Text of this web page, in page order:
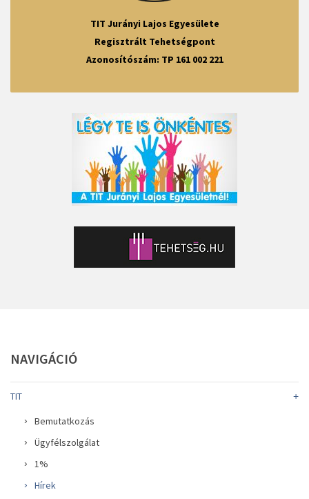
TIT Jurányi Lajos Egyesülete
Regisztrált Tehetségpont
Azonosítószám: TP 161 002 221
NAVIGÁCIÓ
TIT
Bemutatkozás
Ügyfélszolgálat
1%
Hírek